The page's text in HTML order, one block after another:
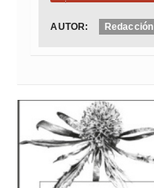
AUTOR: Redacción